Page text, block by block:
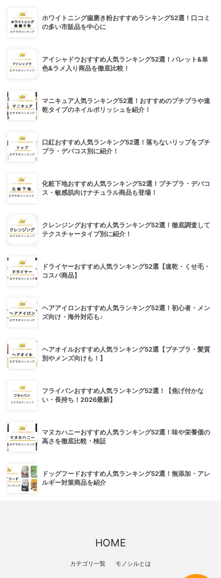
ホワイトニング歯磨き粉おすすめランキング52選！口コミ
の多い市販品を中心に
アイシャドウおすすめ人気ランキング52選！パレット&単
色&ラメ入り商品を徹底比較！
マニキュア人気ランキング52選！おすすめのプチプラや速
乾タイプのネイルポリッシュを紹介！
口紅おすすめ人気ランキング52選！落ちないリップをプチ
プラ・デパコス別に紹介！
化粧下地おすすめ人気ランキング52選！プチプラ・デパコ
ス・敏感肌向けナチュラル商品も登場！
クレンジングおすすめ人気ランキング52選！徹底調査して
テクスチャータイプ別に紹介！
ドライヤーおすすめ人気ランキング52選【速乾・くせ毛・
コスパ商品】
ヘアアイロンおすすめ人気ランキング52選！初心者・メン
ズ向け・海外対応も♪
ヘアオイルおすすめ人気ランキング52選【プチプラ・髪質
別やメンズ向けも！】
フライパンおすすめ人気ランキング52選！【焦げ付かな
い・長持ち！2026最新】
マヌカハニーおすすめ人気ランキング52選！味や栄養価の
高さを徹底比較・検証
ドッグフードおすすめ人気ランキング52選！無添加・アレ
ルギー対策商品を紹介
HOME
カテゴリ一覧 モノシルとは